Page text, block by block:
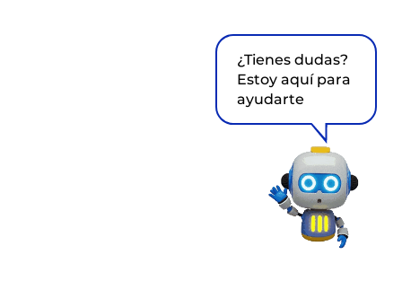
¿Tienes dudas?
Estoy aquí para
ayudarte